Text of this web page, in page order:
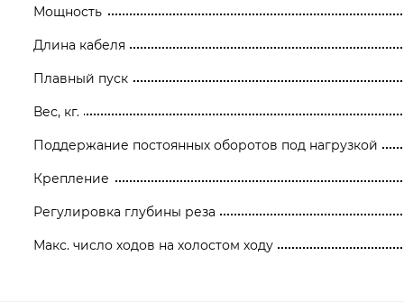
Мощность
Длина кабеля
Плавный пуск
Вес, кг.
Поддержание постоянных оборотов под нагрузкой
Крепление
Регулировка глубины реза
Макс. число ходов на холостом ходу